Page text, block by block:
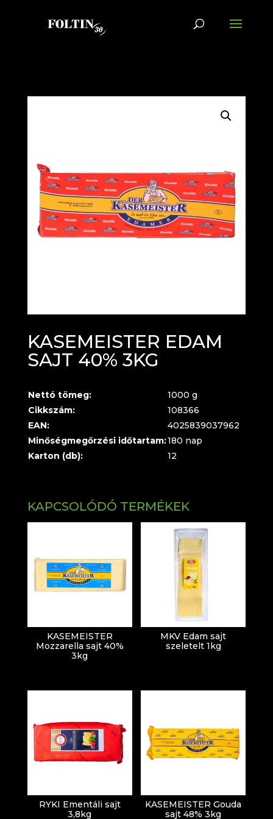
KASEMEISTER EDAM
SAJT 40% 3KG
Nettó tömeg:
1000 g
Cikkszám:
108366
EAN:
4025839037962
Minőségmegőrzési időtartam:180 nap
Karton (db):
12
KAPCSOLÓDÓ TERMÉKEK
KASEMEISTER
Mozzarella sajt 40%
3kg
MKV Edam sajt
szeletelt 1kg
RYKI Ementáli sajt
3,8kg
KASEMEISTER Gouda
sajt 48% 3kg